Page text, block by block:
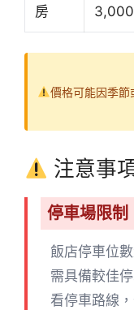
房
3,000
價格可能因季節
注意事
停車場限制
飯店停車位
需具備較佳
看停車路線